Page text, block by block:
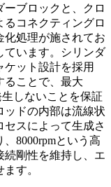
ブロックと、クロ
コネクティングロ
化処理が施されてお
ています。シリンダ
ット設計を採用
ることで、最大
しないことを保証
ッドの内部は流線状
スによって生成さ
8000rpmという高
続剛性を維持し、エ
す。